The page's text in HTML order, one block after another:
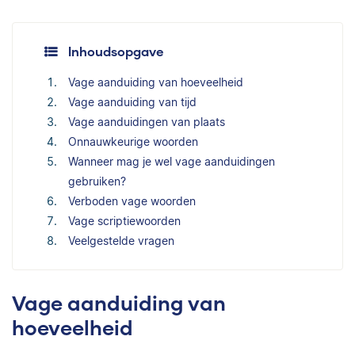
Inhoudsopgave
Vage aanduiding van hoeveelheid
Vage aanduiding van tijd
Vage aanduidingen van plaats
Onnauwkeurige woorden
Wanneer mag je wel vage aanduidingen
gebruiken?
Verboden vage woorden
Vage scriptiewoorden
Veelgestelde vragen
Vage aanduiding van
hoeveelheid